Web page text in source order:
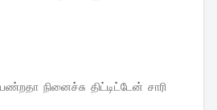
நினைச்சு திட்டிட்டேன் சாரி